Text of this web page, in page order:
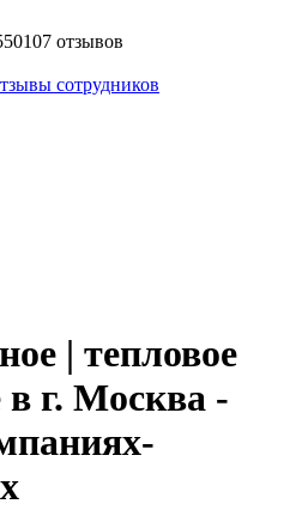
отзывов
| тепловое
в г. Москва -